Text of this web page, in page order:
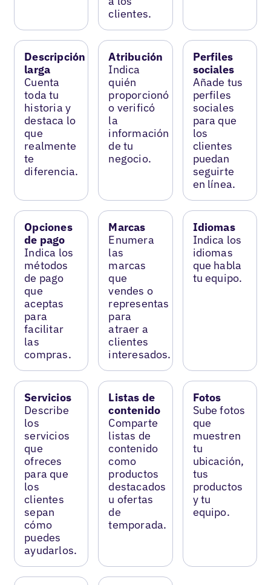
clientes.
Descripción
larga
Cuenta
toda tu
historia y
destaca lo
que
realmente
te
diferencia.
Atribución
Indica
quién
proporcionó
o verificó
la
información
de tu
negocio.
Perfiles
sociales
Añade tus
perfiles
sociales
para que
los
clientes
puedan
seguirte
en línea.
Opciones
de pago
Indica los
métodos
de pago
que
aceptas
para
facilitar
las
compras.
Marcas
Enumera
las
marcas
que
vendes o
representas
para
atraer a
clientes
interesados.
Idiomas
Indica los
idiomas
que habla
tu equipo.
Servicios
Describe
los
servicios
que
ofreces
para que
los
clientes
sepan
cómo
puedes
ayudarlos.
Listas de
contenido
Comparte
listas de
contenido
como
productos
destacados
u ofertas
de
temporada.
Fotos
Sube fotos
que
muestren
tu
ubicación,
tus
productos
y tu
equipo.